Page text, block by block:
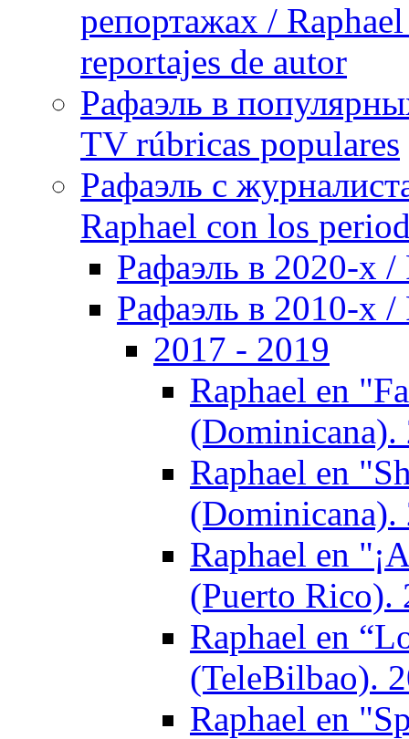
репортажах /
reportajes de autor
Рафаэль в
TV rúbricas populares
Рафаэль с
Raphael con los
Рафаэль в 2020-х /
Рафаэль в 2010-х /
2017 - 2019
Raphael en
(Dominicana).
Raphael en
(Dominicana).
Raphael en
(Puerto Rico).
Raphael en
(TeleBilbao).
Raphael en